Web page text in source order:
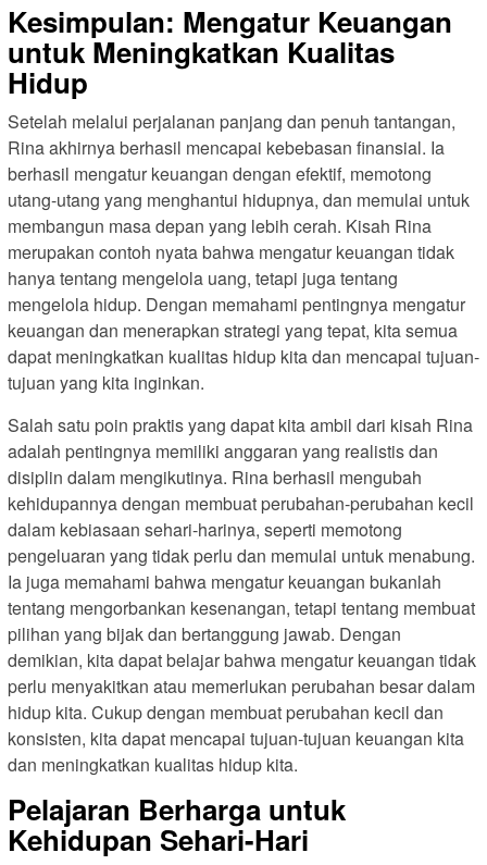
Kesimpulan: Mengatur Keuangan
untuk Meningkatkan Kualitas
Hidup
Setelah melalui perjalanan panjang dan penuh tantangan,
Rina akhirnya berhasil mencapai kebebasan finansial. Ia
berhasil mengatur keuangan dengan efektif, memotong
utang-utang yang menghantui hidupnya, dan memulai untuk
membangun masa depan yang lebih cerah. Kisah Rina
merupakan contoh nyata bahwa mengatur keuangan tidak
hanya tentang mengelola uang, tetapi juga tentang
mengelola hidup. Dengan memahami pentingnya mengatur
keuangan dan menerapkan strategi yang tepat, kita semua
dapat meningkatkan kualitas hidup kita dan mencapai tujuan-
tujuan yang kita inginkan.
Salah satu poin praktis yang dapat kita ambil dari kisah Rina
adalah pentingnya memiliki anggaran yang realistis dan
disiplin dalam mengikutinya. Rina berhasil mengubah
kehidupannya dengan membuat perubahan-perubahan kecil
dalam kebiasaan sehari-harinya, seperti memotong
pengeluaran yang tidak perlu dan memulai untuk menabung.
Ia juga memahami bahwa mengatur keuangan bukanlah
tentang mengorbankan kesenangan, tetapi tentang membuat
pilihan yang bijak dan bertanggung jawab. Dengan
demikian, kita dapat belajar bahwa mengatur keuangan tidak
perlu menyakitkan atau memerlukan perubahan besar dalam
hidup kita. Cukup dengan membuat perubahan kecil dan
konsisten, kita dapat mencapai tujuan-tujuan keuangan kita
dan meningkatkan kualitas hidup kita.
Pelajaran Berharga untuk
Kehidupan Sehari-Hari